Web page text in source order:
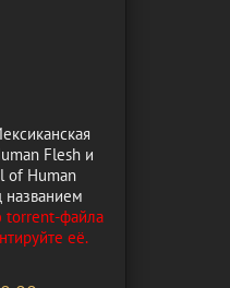
Flesh и
of Human
torrent-файла
её.